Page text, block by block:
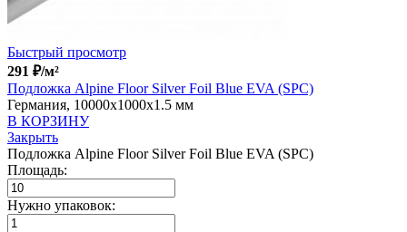
Быстрый просмотр
291 ₽/м²
Подложка Alpine Floor Silver Foil Blue EVA (SPC)
Германия, 10000x1000x1.5 мм
В КОРЗИНУ
Закрыть
Подложка Alpine Floor Silver Foil Blue EVA (SPC)
Площадь:
Нужно упаковок: